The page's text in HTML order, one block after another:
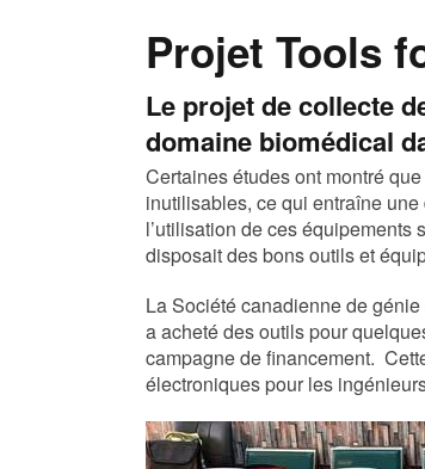
Projet Tools
Le projet de collecte
domaine biomédical
Certaines études ont montré
inutilisables, ce qui entraîne
l’utilisation de ces équipements
disposait des bons outils et
La Société canadienne de
a acheté des outils pour
campagne de financement.
électroniques pour les